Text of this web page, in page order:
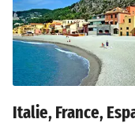
Italie, France,